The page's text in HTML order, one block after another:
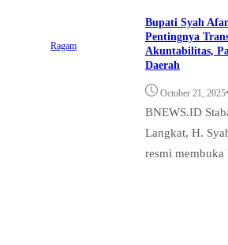
Ragam
Bupati Syah
Pentingnya
Akuntabilitas,
Daerah
October 21, 2025•
BNEWS.ID
Langkat, H.
resmi membuka